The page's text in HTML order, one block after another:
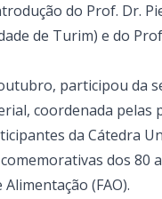
do Prof. Dr.
de Turim) e do
participou da
coordenada pelas
da Cátedra
dos 80
(FAO).